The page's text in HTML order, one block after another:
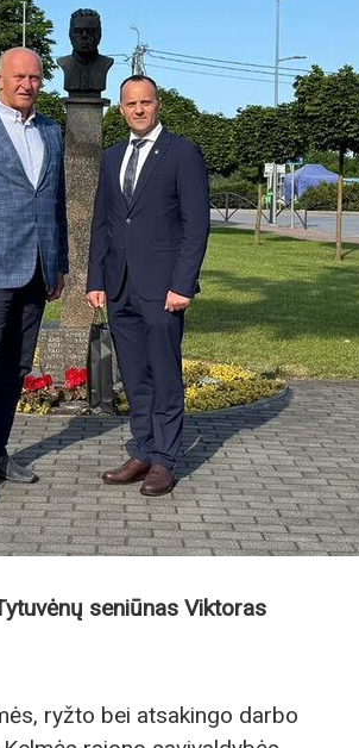
seniūnas Viktoras
ryžto bei atsakingo darbo